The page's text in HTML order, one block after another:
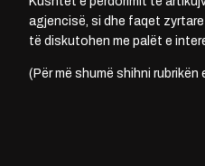
agjencisë, si dhe faqet
të diskutohen me palët e
(Për më shumë shihni